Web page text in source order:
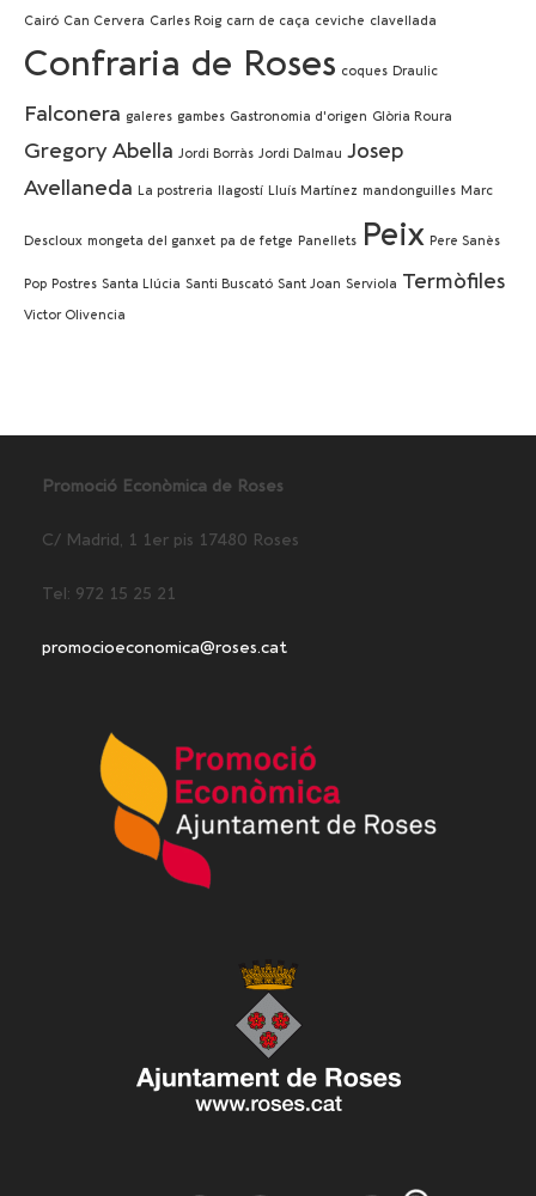
Cairó Can Cervera Carles Roig carn de caça ceviche clavellada
Confraria de Roses coques Draulic
Falconera galeres gambes Gastronomia d'origen Glòria Roura
Gregory Abella Jordi Borràs Jordi Dalmau Josep
Avellaneda La postreria llagostí Lluís Martínez mandonguilles Marc
Descloux mongeta del ganxet pa de fetge Panellets Peix Pere Sanès
Pop Postres Santa Llúcia Santi Buscató Sant Joan Serviola Termòfiles
Victor Olivencia
Promoció Econòmica de Roses
C/ Madrid, 1 1er pis 17480 Roses
Tel: 972 15 25 21
promocioeconomica@roses.cat